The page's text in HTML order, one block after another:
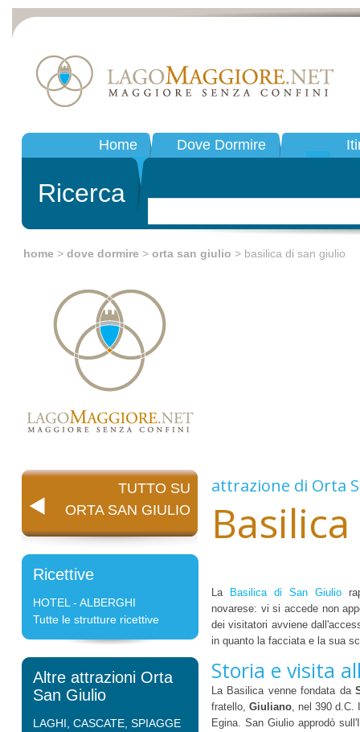
Home Dove Dormire
Ricerca
home > dove dormire > orta san giulio > basilica di san giulio
TUTTO SU
ORTA SAN GIULIO
Ricettive
HOTEL - ALBERGHI
Tutte le strutture ricettive
Altre attrazioni Orta
San Giulio
LAGHI, CASCATE, SPIAGGE
attrazione di Orta
La Basilica di San Giulio
novarese: vi si accede non
dei visitatori avviene
in quanto la facciata e la sua
Storia e visita
La Basilica venne fondata da
fratello, Giuliano, nel 390 d.C.
Egina. San Giulio approdò